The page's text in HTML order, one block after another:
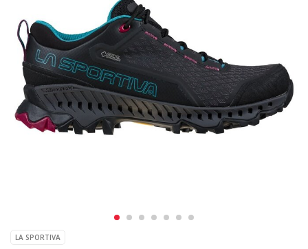
LA SPORTIVA